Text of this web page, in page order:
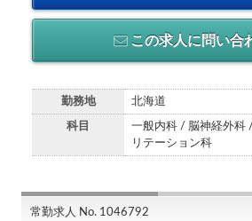
この求人に問い合
勤務地 北海道
科目
一般内科 / 脳神経外科
リテーション科
常勤求人 No. 1046792